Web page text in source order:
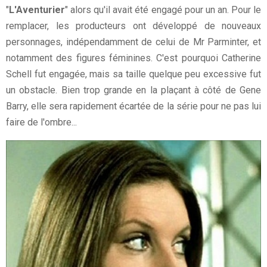
"L'Aventurier" alors qu'il avait été engagé pour un an. Pour le
remplacer, les producteurs ont développé de nouveaux
personnages, indépendamment de celui de Mr Parminter, et
notamment des figures féminines. C'est pourquoi Catherine
Schell fut engagée, mais sa taille quelque peu excessive fut
un obstacle. Bien trop grande en la plaçant à côté de Gene
Barry, elle sera rapidement écartée de la série pour ne pas lui
faire de l'ombre...